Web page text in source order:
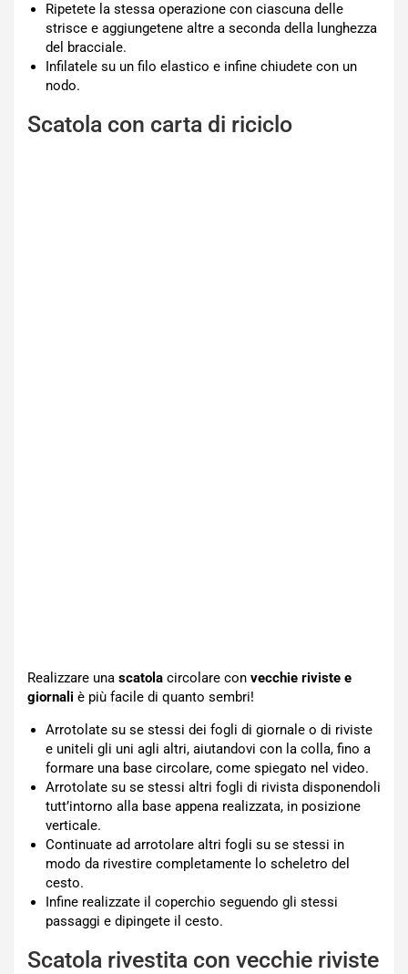
Ripetete la stessa operazione con ciascuna delle
strisce e aggiungetene altre a seconda della lunghezza
del bracciale.
Infilatele su un filo elastico e infine chiudete con un
nodo.
Scatola con carta di riciclo
Realizzare una scatola circolare con vecchie riviste e
giornali è più facile di quanto sembri!
Arrotolate su se stessi dei fogli di giornale o di riviste
e uniteli gli uni agli altri, aiutandovi con la colla, fino a
formare una base circolare, come spiegato nel video.
Arrotolate su se stessi altri fogli di rivista disponendoli
tutt’intorno alla base appena realizzata, in posizione
verticale.
Continuate ad arrotolare altri fogli su se stessi in
modo da rivestire completamente lo scheletro del
cesto.
Infine realizzate il coperchio seguendo gli stessi
passaggi e dipingete il cesto.
Scatola rivestita con vecchie riviste